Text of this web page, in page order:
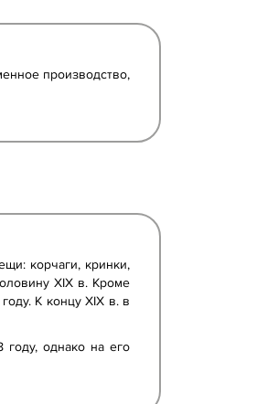
производство,
корчаги, кринки,
ХIХ в. Кроме
К концу ХIХ в. в
году, однако на его